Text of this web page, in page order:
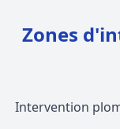
Zones
Intervention